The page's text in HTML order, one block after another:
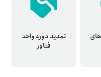
تمدید دوره واحد
فناور